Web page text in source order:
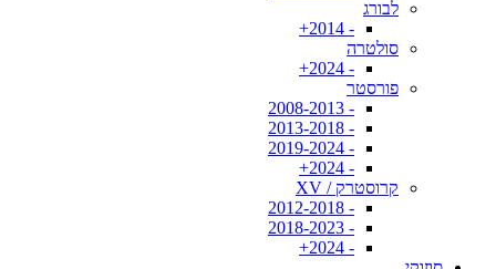
לבורג
- 2014+
סולטרה
- 2024+
פורסטר
- 2008-2013
- 2013-2018
- 2019-2024
- 2024+
קרוסטרק / XV
- 2012-2018
- 2018-2023
- 2024+